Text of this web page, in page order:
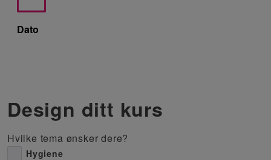
Dato
Design ditt kurs
Hvilke tema ønsker dere?
Hygiene